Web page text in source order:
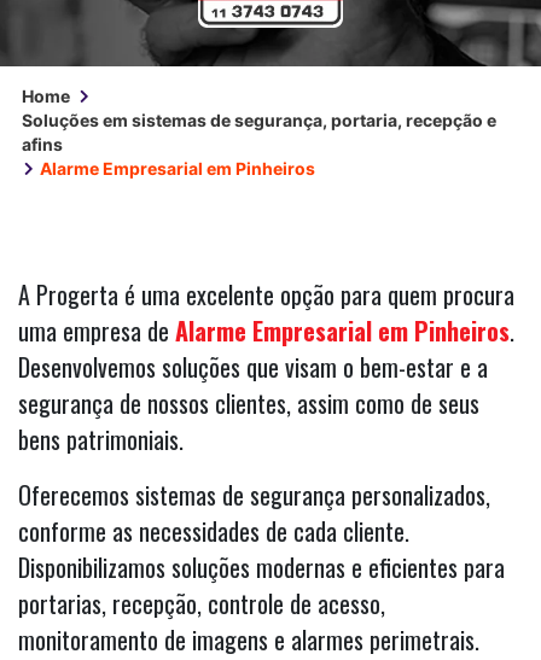
Home
Soluções em sistemas de segurança, portaria, recepção e
afins
Alarme Empresarial em Pinheiros
A Progerta é uma excelente opção para quem procura
uma empresa de Alarme Empresarial em Pinheiros.
Desenvolvemos soluções que visam o bem-estar e a
segurança de nossos clientes, assim como de seus
bens patrimoniais.
Oferecemos sistemas de segurança personalizados,
conforme as necessidades de cada cliente.
Disponibilizamos soluções modernas e eficientes para
portarias, recepção, controle de acesso,
monitoramento de imagens e alarmes perimetrais.